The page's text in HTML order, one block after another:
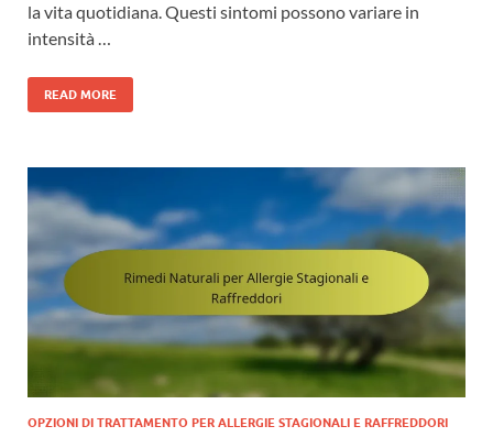
la vita quotidiana. Questi sintomi possono variare in
intensità …
READ MORE
OPZIONI DI TRATTAMENTO PER ALLERGIE STAGIONALI E RAFFREDDORI